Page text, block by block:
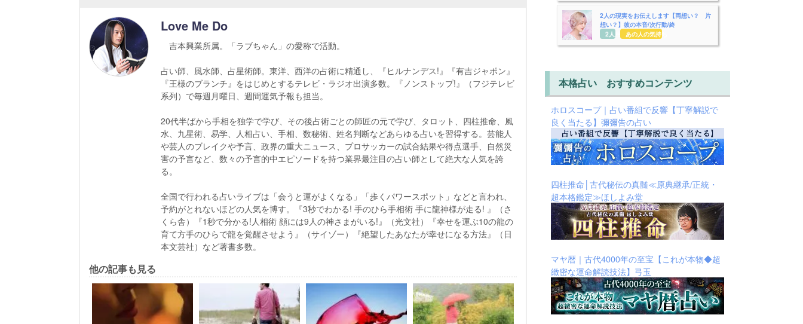
Love Me Do
吉本興業所属。「ラブちゃん」の愛称で活動。
占い師、風水師、占星術師。東洋、西洋の占術に精通し、『ヒルナンデス!』『有吉ジャポン』
『王様のブランチ』をはじめとするテレビ・ラジオ出演多数。『ノンストップ!』（フジテレビ
系列）で毎週月曜日、週間運気予報も担当。
20代半ばから手相を独学で学び、その後占術ごとの師匠の元で学び、タロット、四柱推命、風
水、九星術、易学、人相占い、手相、数秘術、姓名判断などあらゆる占いを習得する。芸能人
や芸人のブレイクや予言、政界の重大ニュース、プロサッカーの試合結果や得点選手、自然災
害の予言など、数々の予言的中エピソードを持つ業界最注目の占い師として絶大な人気を誇
る。
全国で行われる占いライブは「会うと運がよくなる」「歩くパワースポット」などと言われ、
予約がとれないほどの人気を博す。『3秒でわかる! 手のひら手相術 手に龍神様が走る! 』（さ
くら舎）『1秒で分かる!人相術 顔には9人の神さまがいる!』（光文社）『幸せを運ぶ10の龍の
育て方手のひらで龍を覚醒させよう』（サイゾー）『絶望したあなたが幸せになる方法』（日
本文芸社）など著書多数。
他の記事も見る
2人の現実をお伝えします【両想い？ 片
想い？】彼の本音/次行動/終
2人用
あの人の気持ち
本格占い おすすめコンテンツ
ホロスコープ｜占い番組で反響【丁寧解説で
良く当たる】彌彌告の占い
四柱推命│古代秘伝の真髄≪原典継承/正統・
超本格鑑定≫ほしよみ堂
マヤ暦｜古代4000年の至宝【これが本物◆超
緻密な運命解読技法】弓玉